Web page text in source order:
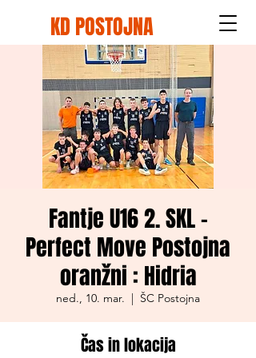
KD POSTOJNA
Fantje U16 2. SKL -
Perfect Move Postojna
oranžni : Hidria
ned., 10. mar.
  |
ŠC Postojna
Čas in lokacija